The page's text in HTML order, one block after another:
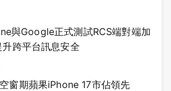
與Google正式測試RCS端對端加
升跨平台訊息安全
窗期蘋果iPhone 17市佔領先